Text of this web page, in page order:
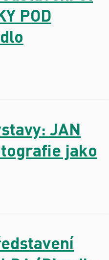
POD
JAN
jako